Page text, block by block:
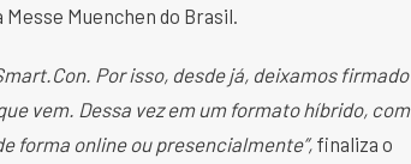
Muenchen do Brasil.
Por isso, desde já, deixamos firmado
vem. Dessa vez em um formato híbrido, com
forma online ou presencialmente”, finaliza o